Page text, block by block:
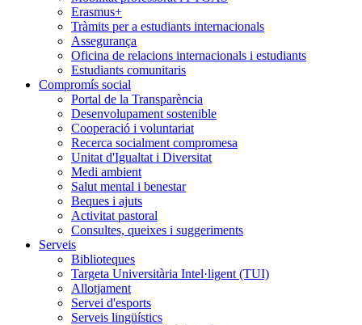
Erasmus+
Tràmits per a estudiants internacionals
Assegurança
Oficina de relacions internacionals i estudiants
Estudiants comunitaris
Compromís social
Portal de la Transparència
Desenvolupament sostenible
Cooperació i voluntariat
Recerca socialment compromesa
Unitat d'Igualtat i Diversitat
Medi ambient
Salut mental i benestar
Beques i ajuts
Activitat pastoral
Consultes, queixes i suggeriments
Serveis
Biblioteques
Targeta Universitària Intel·ligent (TUI)
Allotjament
Servei d'esports
Serveis lingüístics